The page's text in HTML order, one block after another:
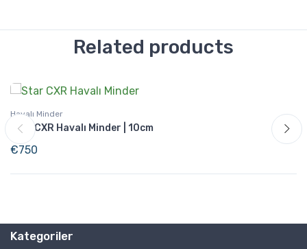
Related products
Havalı Minder
Star CXR Havalı Minder | 10cm
€750
Kategoriler